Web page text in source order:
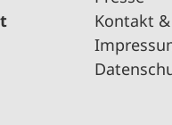
Kontakt